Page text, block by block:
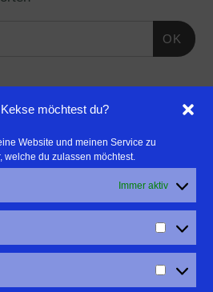
möchtest du?
Website und meinen Service zu
welche du zulassen möchtest.
Immer aktiv
OK
die ihre Stärken mehr in den
ich eine Beratung durch Frau